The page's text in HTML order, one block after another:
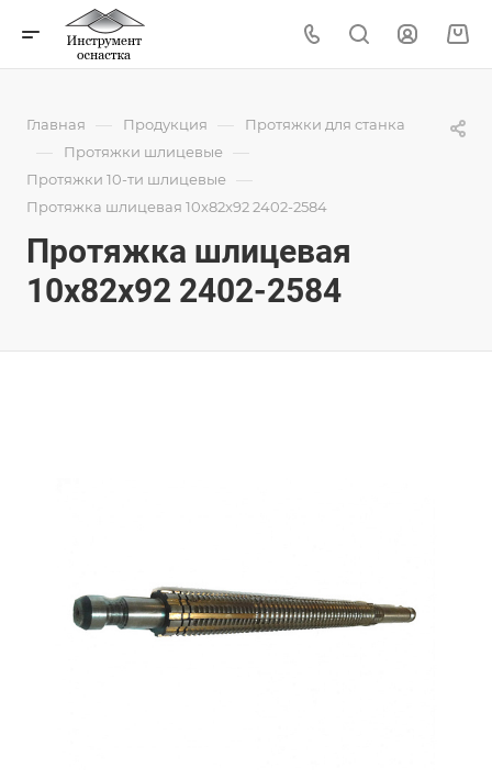
Главная — Продукция — Протяжки для станка
— Протяжки шлицевые —
Протяжки 10-ти шлицевые —
Протяжка шлицевая 10x82x92 2402-2584
Протяжка шлицевая
10x82x92 2402-2584